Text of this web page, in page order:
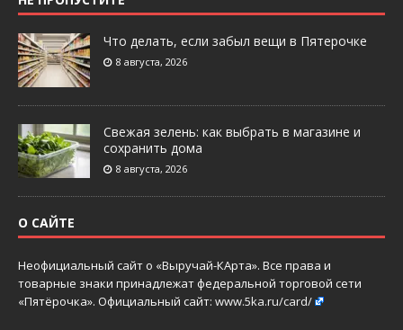
Что делать, если забыл вещи в Пятерочке
8 августа, 2026
Свежая зелень: как выбрать в магазине и
сохранить дома
8 августа, 2026
О САЙТЕ
Неофициальный сайт о «Выручай-КАрта». Все права и
товарные знаки принадлежат федеральной торговой сети
«Пятёрочка». Официальный сайт: www.5ka.ru/card/